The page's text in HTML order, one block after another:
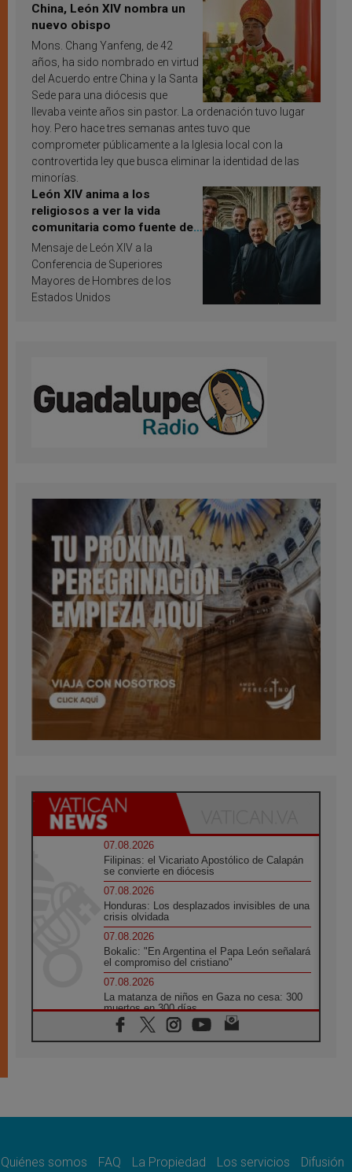
China, León XIV nombra un
nuevo obispo
Mons. Chang Yanfeng, de 42
años, ha sido nombrado en virtud
del Acuerdo entre China y la Santa
Sede para una diócesis que
llevaba veinte años sin pastor. La ordenación tuvo lugar
hoy. Pero hace tres semanas antes tuvo que
comprometer públicamente a la Iglesia local con la
controvertida ley que busca eliminar la identidad de las
minorías.
León XIV anima a los
religiosos a ver la vida
comunitaria como fuente de
inspiración y santificación
Mensaje de León XIV a la
Conferencia de Superiores
Mayores de Hombres de los
Estados Unidos
07.08.2026
Filipinas: el Vicariato Apostólico de Calapán
se convierte en diócesis
07.08.2026
Honduras: Los desplazados invisibles de una
crisis olvidada
07.08.2026
Bokalic: "En Argentina el Papa León señalará
el compromiso del cristiano"
07.08.2026
La matanza de niños en Gaza no cesa: 300
muertos en 300 días
07.08.2026
Tagle: La guerra desfigura el mundo, solo la
como misión al servicio del Evangelio
Quiénes somos FAQ La Propiedad Los servicios Difusión